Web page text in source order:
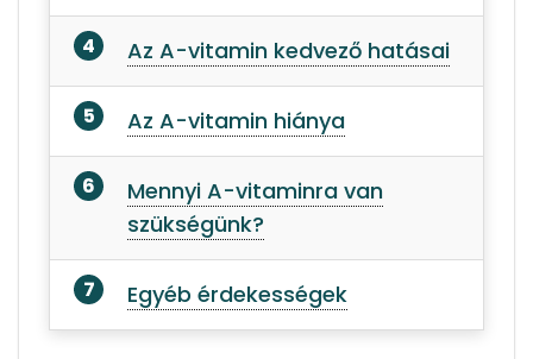
Az A-vitamin kedvező hatásai
Az A-vitamin hiánya
Mennyi A-vitaminra van
szükségünk?
Egyéb érdekességek